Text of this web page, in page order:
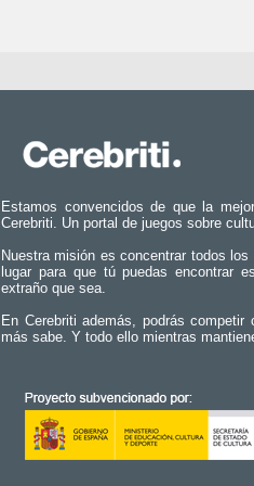
Estamos convencidos de que la
Cerebriti. Un portal de juegos sobre
Nuestra misión es concentrar todos
lugar para que tú puedas encontrar
extraño que sea.
En Cerebriti además, podrás
más sabe. Y todo ello mientras